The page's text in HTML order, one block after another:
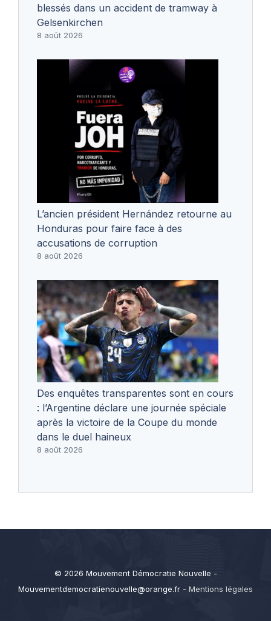
blessés dans un accident de tramway à
Gelsenkirchen
8 août 2026
L’ancien président Hernández retourne au
Honduras pour faire face à des
accusations de corruption
8 août 2026
Des enquêtes transparentes sont en cours
: l’Argentine déclare une journée spéciale
après la victoire de la Coupe du monde
dans le duel haineux
8 août 2026
© 2026 Mouvement Démocratie Nouvelle -
Mouvementdemocratienouvelle@orange.fr - Mentions légales